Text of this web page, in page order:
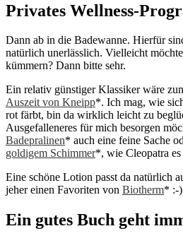
Privates Wellness-
Dann ab in die Badewanne. Hierfür
natürlich unerlässlich. Vielleicht
kümmern? Dann bitte sehr.
Ein relativ günstiger Klassiker wäre
Auszeit von Kneipp*. Ich mag, wie
rot färbt, bin da wirklich leicht zu
Ausgefalleneres für mich besorgen
Badepralinen* auch eine feine Sache
goldigem Schimmer*, wie Cleopatra es
Eine schöne Lotion passt da natürlich
jeher einen Favoriten von Biotherm* :-)
Ein gutes Buch geht